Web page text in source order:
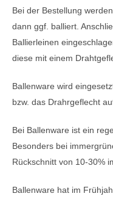
Bei der Bestellung
dann ggf. balliert.
Ballierleinen
diese mit einem
Ballenware wird
bzw. das Drahrgeflecht
Bei Ballenware ist ein
Besonders bei
Rückschnitt von 10-30%
Ballenware hat im